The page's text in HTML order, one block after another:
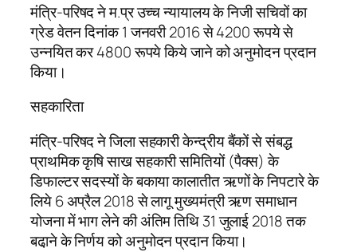
मंत्रि-परिषद ने म.प्र उच्च न्यायालय के निजी सचिवों का
ग्रेड वेतन दिनांक 1 जनवरी 2016 से 4200 रूपये से
उन्नयित कर 4800 रूपये किये जाने को अनुमोदन प्रदान
किया।
सहकारिता
मंत्रि-परिषद ने जिला सहकारी केन्द्रीय बैंकों से संबद्ध
प्राथमिक कृषि साख सहकारी समितियों (पैक्स) के
डिफाल्टर सदस्यों के बकाया कालातीत ऋणों के निपटारे के
लिये 6 अप्रैल 2018 से लागू मुख्यमंत्री ऋण समाधान
योजना में भाग लेने की अंतिम तिथि 31 जुलाई 2018 तक
बढा़ने के निर्णय को अनुमोदन प्रदान किया।